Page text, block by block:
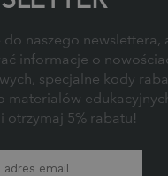
do naszego newslettera,
informacje o
specjalne kody
materiałów
otrzymaj 5% rabatu!